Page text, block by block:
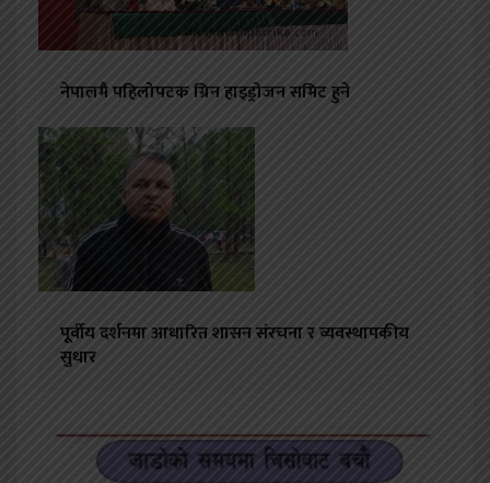
नेपालमै पहिलोपटक ग्रिन हाइड्रोजन समिट हुने
पूर्वीय दर्शनमा आधारित शासन संरचना र व्यवस्थापकीय
सुधार